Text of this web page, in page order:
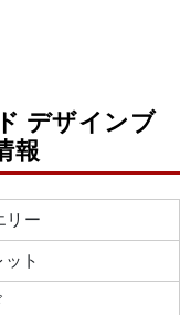
デザインブ
報
リー
ト